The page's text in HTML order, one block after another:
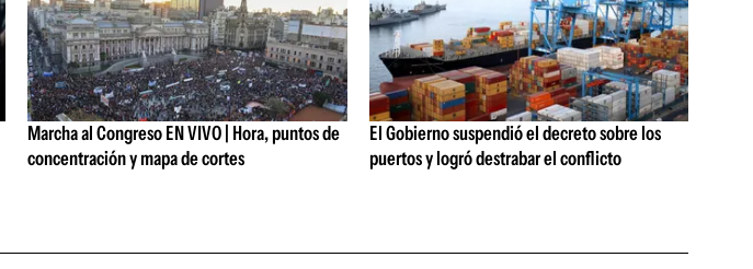
Marcha al Congreso EN VIVO | Hora, puntos de
concentración y mapa de cortes
El Gobierno suspendió el decreto sobre los
puertos y logró destrabar el conflicto